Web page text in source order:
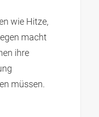
wie Hitze,
macht
ihre
müssen.